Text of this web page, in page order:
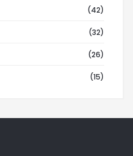
(42)
(32)
(26)
(15)